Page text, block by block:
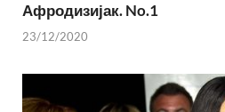
Афродизијак. No.1
23/12/2020